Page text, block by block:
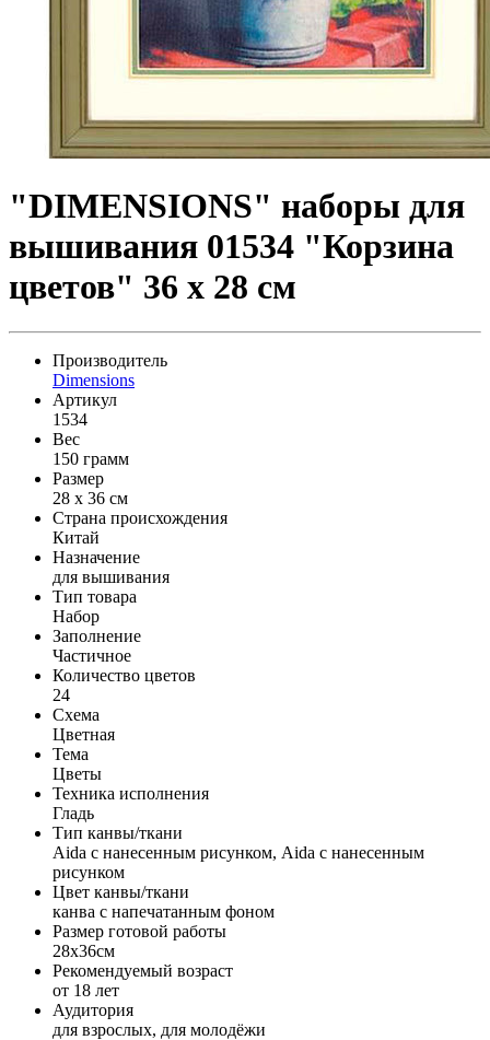
"DIMENSIONS" наборы для
вышивания 01534 "Корзина
цветов" 36 x 28 см
Производитель
Dimensions
Артикул
1534
Вес
150 грамм
Размер
28 x 36 см
Страна происхождения
Китай
Назначение
для вышивания
Тип товара
Набор
Заполнение
Частичное
Количество цветов
24
Схема
Цветная
Тема
Цветы
Техника исполнения
Гладь
Тип канвы/ткани
Aida с нанесенным рисунком, Aida с нанесенным
рисунком
Цвет канвы/ткани
канва с напечатанным фоном
Размер готовой работы
28x36см
Рекомендуемый возраст
от 18 лет
Аудитория
для взрослых, для молодёжи